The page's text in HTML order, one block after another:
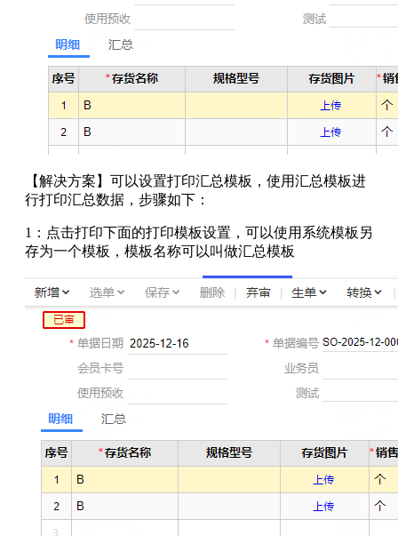
【解决方案】可以设置打印汇总模板，使用汇总模板进
行打印汇总数据，步骤如下：
1：点击打印下面的打印模板设置，可以使用系统模板另
存为一个模板，模板名称可以叫做汇总模板